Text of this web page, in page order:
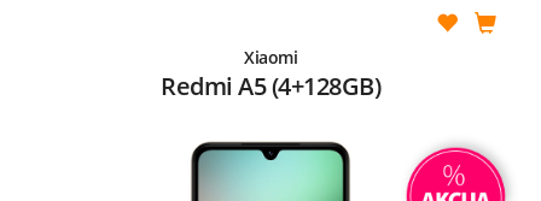
Xiaomi
Redmi A5 (4+128GB)